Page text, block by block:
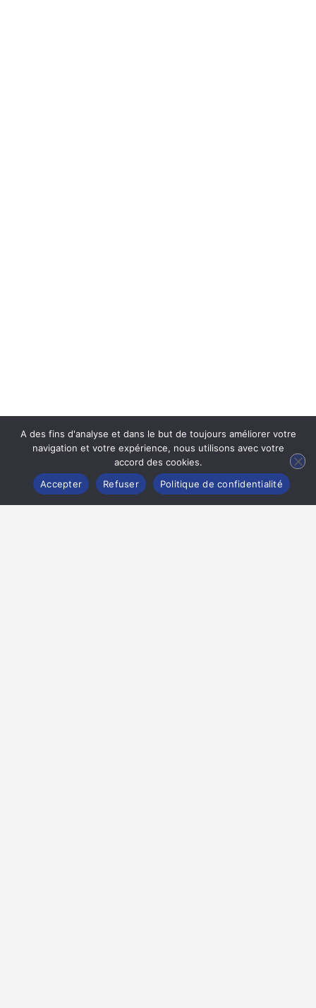
A des fins d'analyse et dans le but de toujours améliorer votre
navigation et votre expérience, nous utilisons avec votre
accord des cookies.
Accepter
Refuser Politique de confidentialité